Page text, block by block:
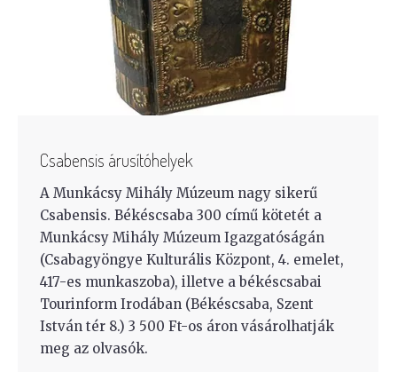
Csabensis árusítóhelyek
A Munkácsy Mihály Múzeum nagy sikerű
Csabensis. Békéscsaba 300 című kötetét a
Munkácsy Mihály Múzeum Igazgatóságán
(Csabagyöngye Kulturális Központ, 4. emelet,
417-es munkaszoba), illetve a békéscsabai
Tourinform Irodában (Békéscsaba, Szent
István tér 8.) 3 500 Ft-os áron vásárolhatják
meg az olvasók.